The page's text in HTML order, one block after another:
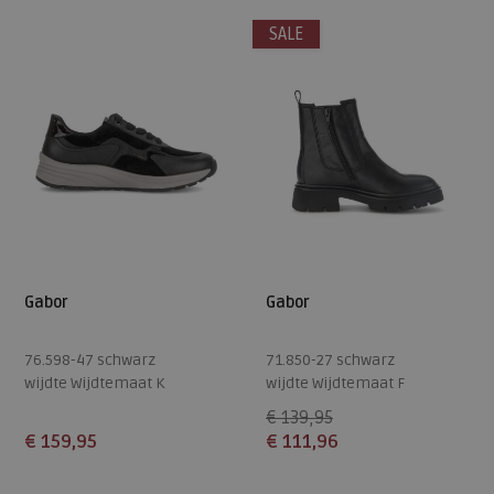
Gabor
76.598-47 schwarz
wijdte Wijdtemaat K
€ 159,95
SALE
Gabor
71.850-27 schwarz
wijdte Wijdtemaat F
€ 139,95
€ 111,96